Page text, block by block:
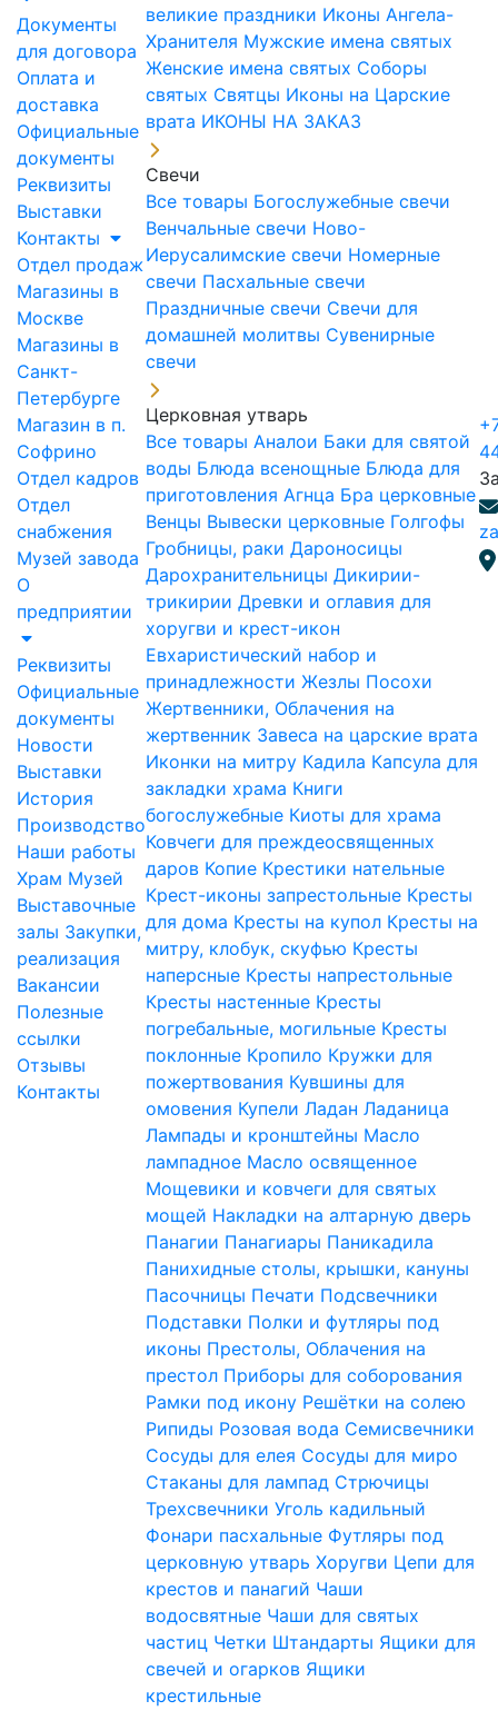
Документы
для договора
Оплата и
доставка
Официальные
документы
Реквизиты
Выставки
Контакты
Отдел продаж
Магазины в
Москве
Магазины в
Санкт-
Петербурге
Магазин в п.
Софрино
Отдел кадров
Отдел
снабжения
Музей завода
О
предприятии
Реквизиты
Официальные
документы
Новости
Выставки
История
Производство
Наши работы
Храм Музей
Выставочные
залы Закупки,
реализация
Вакансии
Полезные
ссылки
Отзывы
Контакты
великие праздники Иконы Ангела-
Хранителя Мужские имена святых
Женские имена святых Соборы
святых Святцы Иконы на Царские
врата ИКОНЫ НА ЗАКАЗ
Свечи
Все товары Богослужебные свечи
Венчальные свечи Ново-
Иерусалимские свечи Номерные
свечи Пасхальные свечи
Праздничные свечи Свечи для
домашней молитвы Сувенирные
свечи
Церковная утварь
Все товары Аналои Баки для святой
воды Блюда всенощные Блюда для
приготовления Агнца Бра церковные
Венцы Вывески церковные Голгофы
Гробницы, раки Дароносицы
Дарохранительницы Дикирии-
трикирии Древки и оглавия для
хоругви и крест-икон
Евхаристический набор и
принадлежности Жезлы Посохи
Жертвенники, Облачения на
жертвенник Завеса на царские врата
Иконки на митру Кадила Капсула для
закладки храма Книги
богослужебные Киоты для храма
Ковчеги для преждеосвященных
даров Копие Крестики нательные
Крест-иконы запрестольные Кресты
для дома Кресты на купол Кресты на
митру, клобук, скуфью Кресты
наперсные Кресты напрестольные
Кресты настенные Кресты
погребальные, могильные Кресты
поклонные Кропило Кружки для
пожертвования Кувшины для
омовения Купели Ладан Ладаница
Лампады и кронштейны Масло
лампадное Масло освященное
Мощевики и ковчеги для святых
мощей Накладки на алтарную дверь
Панагии Панагиары Паникадила
Панихидные столы, крышки, кануны
Пасочницы Печати Подсвечники
Подставки Полки и футляры под
иконы Престолы, Облачения на
престол Приборы для соборования
Рамки под икону Решётки на солею
Рипиды Розовая вода Семисвечники
Сосуды для елея Сосуды для миро
Стаканы для лампад Стрючицы
Трехсвечники Уголь кадильный
Фонари пасхальные Футляры под
церковную утварь Хоругви Цепи для
крестов и панагий Чаши
водосвятные Чаши для святых
частиц Четки Штандарты Ящики для
свечей и огарков Ящики
крестильные